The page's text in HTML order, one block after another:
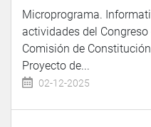
Microprograma.
actividades del
Comisión de
Proyecto de...
02-12-2025